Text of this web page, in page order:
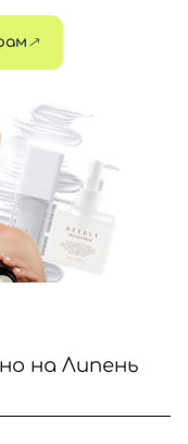
на Липень
реєстрації ви
e-mail